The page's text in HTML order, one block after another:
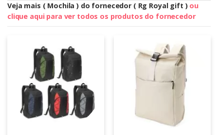
Veja mais ( Mochila ) do fornecedor ( Rg Royal gift ) ou
clique aqui para ver todos os produtos do fornecedor